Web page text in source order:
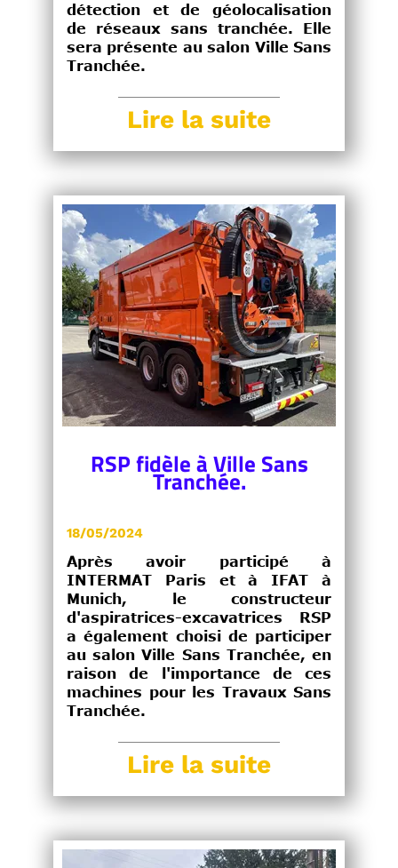
détection et de géolocalisation
de réseaux sans tranchée. Elle
sera présente au salon Ville Sans
Tranchée.
Lire la suite
RSP fidèle à Ville Sans
Tranchée.
18/05/2024
Après avoir participé à
INTERMAT Paris et à IFAT à
Munich, le constructeur
d'aspiratrices-excavatrices RSP
a également choisi de participer
au salon Ville Sans Tranchée, en
raison de l'importance de ces
machines pour les Travaux Sans
Tranchée.
Lire la suite